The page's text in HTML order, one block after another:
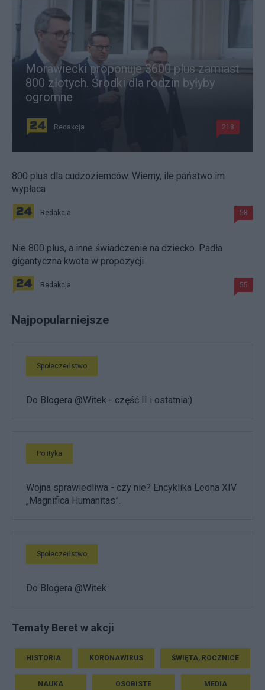
Morawiecki proponuje 3600 plus zamiast
800 złotych. Środki dla rodzin byłyby
ogromne
Redakcja 218
800 plus dla cudzoziemców. Wiemy, ile państwo im
wypłaca
Redakcja 58
Nie 800 plus, a inne świadczenie na dziecko. Padła
gigantyczna kwota w propozycji
Redakcja 55
Najpopularniejsze
Społeczeństwo
Do Blogera @Witek - część II i ostatnia:)
Polityka
Wojna sprawiedliwa - czy nie? Encyklika Leona XIV
„Magnifica Humanitas”.
Społeczeństwo
Do Blogera @Witek
Tematy Beret w akcji
HISTORIA KORONAWIRUS ŚWIĘTA, ROCZNICE
NAUKA OSOBISTE MEDIA